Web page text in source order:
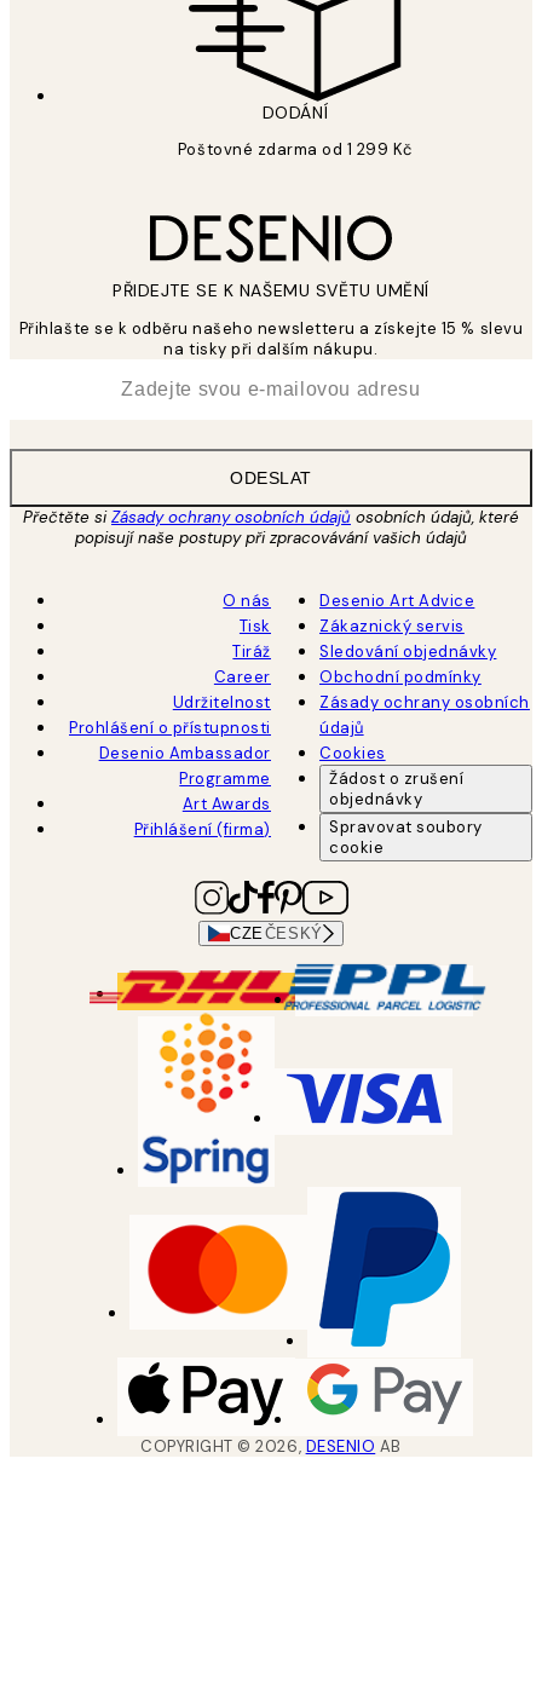
DODÁNÍ
Poštovné zdarma od 1 299 Kč
PŘIDEJTE SE K NAŠEMU SVĚTU UMĚNÍ
Přihlašte se k odběru našeho newsletteru a získejte 15 % slevu
na tisky při dalším nákupu.
ODESLAT
Přečtěte siZásady ochrany osobních údajů osobních údajů, které
popisují naše postupy při zpracovávání vašich údajů
O nás
Tisk
Tiráž
Career
Udržitelnost
Prohlášení o přístupnosti
Desenio Ambassador
Programme
Art Awards
Přihlášení (firma)
Desenio Art Advice
Zákaznický servis
Sledování objednávky
Obchodní podmínky
Zásady ochrany osobních
údajů
Cookies
Žádost o zrušení
objednávky
Spravovat soubory
cookie
CZEČESKÝ
COPYRIGHT ©2026, DESENIO AB